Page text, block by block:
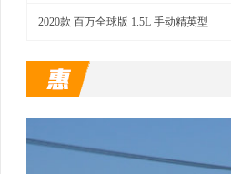
2020款 百万全球版 1.5L 手动精英型